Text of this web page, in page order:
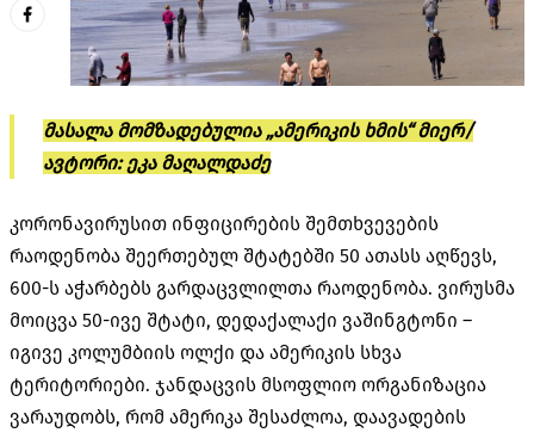
მასალა მომზადებულია „ამერიკის ხმის“ მიერ/
ავტორი: ეკა მაღალდაძე
კორონავირუსით ინფიცირების შემთხვევების
რაოდენობა შეერთებულ შტატებში 50 ათასს აღწევს,
600-ს აჭარბებს გარდაცვლილთა რაოდენობა. ვირუსმა
მოიცვა 50-ივე შტატი, დედაქალაქი ვაშინგტონი –
იგივე კოლუმბიის ოლქი და ამერიკის სხვა
ტერიტორიები. ჯანდაცვის მსოფლიო ორგანიზაცია
ვარაუდობს, რომ ამერიკა შესაძლოა, დაავადების